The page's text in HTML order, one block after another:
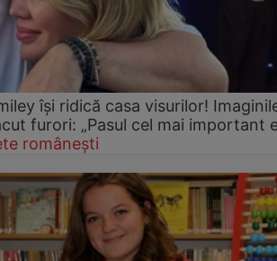
își ridică casa visurilor!
furori: „Pasul cel mai important
românești